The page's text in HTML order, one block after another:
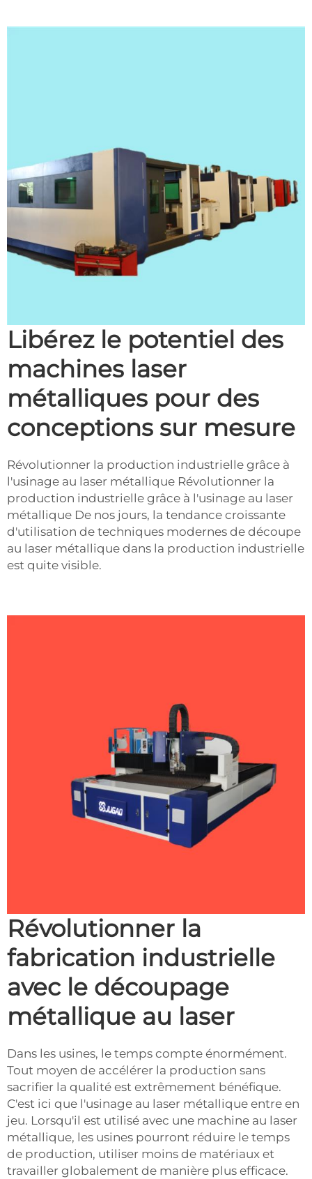
Libérez le potentiel des
machines laser
métalliques pour des
conceptions sur mesure
Révolutionner la production industrielle grâce à
l'usinage au laser métallique Révolutionner la
production industrielle grâce à l'usinage au laser
métallique De nos jours, la tendance croissante
d'utilisation de techniques modernes de découpe
au laser métallique dans la production industrielle
est quite visible.
Révolutionner la
fabrication industrielle
avec le découpage
métallique au laser
Dans les usines, le temps compte énormément.
Tout moyen de accélérer la production sans
sacrifier la qualité est extrêmement bénéfique.
C'est ici que l'usinage au laser métallique entre en
jeu. Lorsqu'il est utilisé avec une machine au laser
métallique, les usines pourront réduire le temps
de production, utiliser moins de matériaux et
travailler globalement de manière plus efficace.